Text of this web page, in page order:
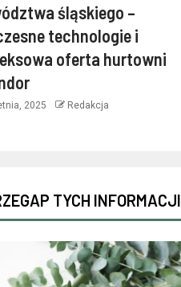
śląskiego –
technologie i
oferta hurtowni
2025 Redakcja
TYCH INFORMACJI